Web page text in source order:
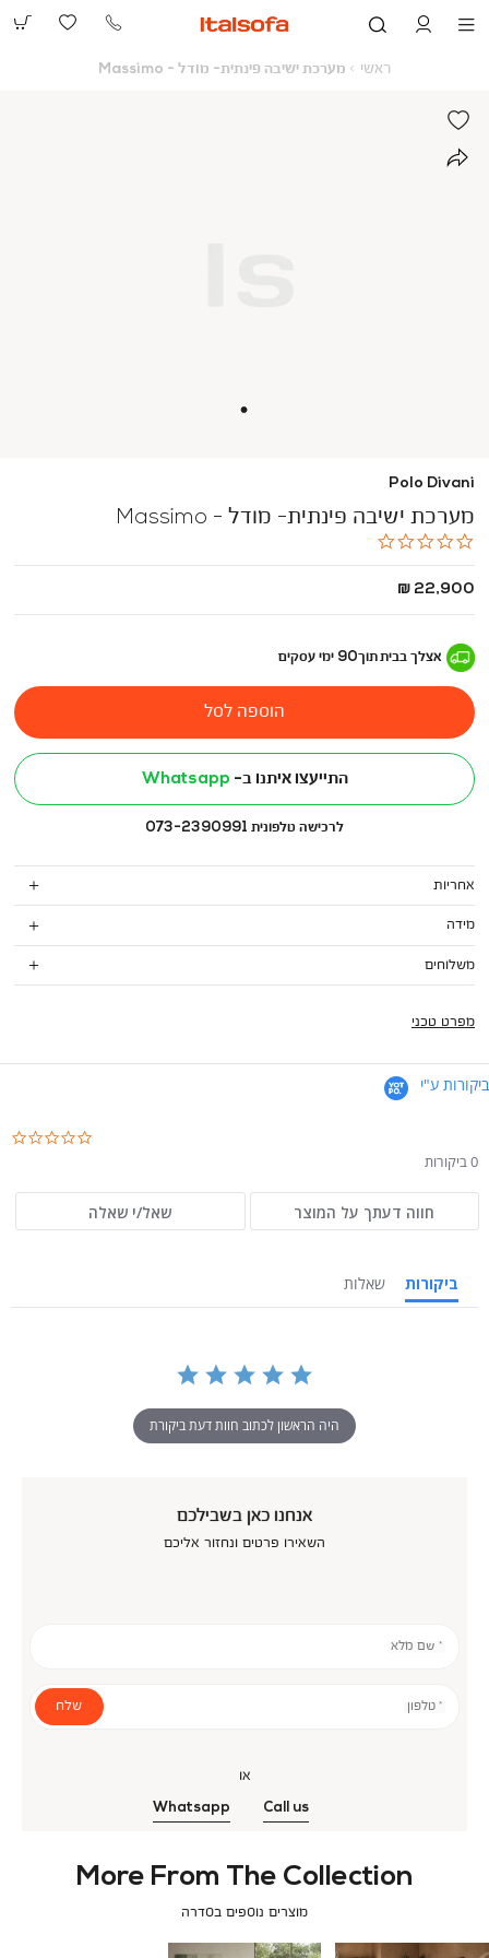
073-
ראשי ראשי
מערכת ישיבה פינתית- מודל - Massimo
Polo Divani
מערכת ישיבה פינתית- מודל - Massimo
החל
22,900 ₪
אצלך בביתתוך90 ימי עסקים
הוספה לסל
התייעצו איתנו ב- Whatsapp
לרכישה טלפונית 073-2390991
אחריות
מידה
משלוחים
מפרט טכני
ביקורות ע"י
0 ביקורות
חווה דעתך על המוצר שאל/י שאלה
ביקורות שאלות
היה הראשון לכתוב חוות דעת ביקורת
אנחנו כאן בשבילכם
השאירו פרטים ונחזור אליכם
* שם מלא
* טלפון שלח
או
Call us
Whatsapp
More From The Collection
מוצרים נוספים בסדרה